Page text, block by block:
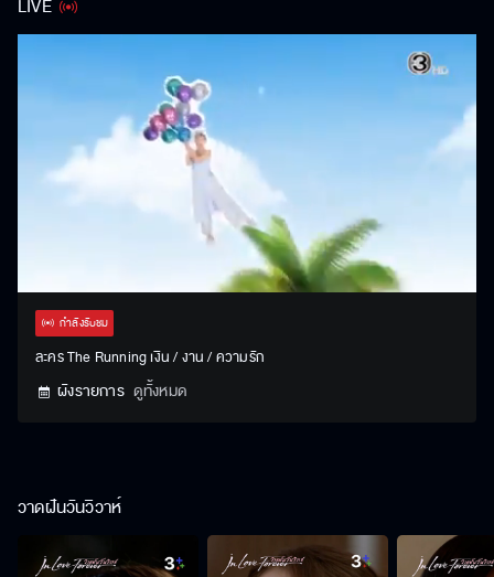
LIVE
กำลังรับชม
ละคร The Running เงิน / งาน / ความรัก
ผังรายการ ดูทั้งหมด
วาดฝันวันวิวาห์